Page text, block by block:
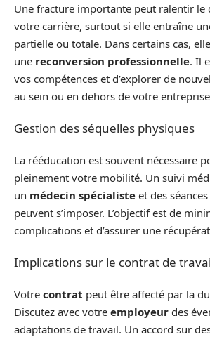
Une fracture importante peut ralentir le
votre carrière, surtout si elle entraîne
partielle ou totale. Dans certains cas,
une reconversion professionnelle. Il
vos compétences et d’explorer de
au sein ou en dehors de votre
Gestion des séquelles physiques
La rééducation est souvent nécessaire
pleinement votre mobilité. Un suivi
un médecin spécialiste et des
peuvent s’imposer. L’objectif est de
complications et d’assurer une
Implications sur le contrat de
Votre contrat peut être affecté par la
Discutez avec votre employeur des
adaptations de travail. Un accord sur